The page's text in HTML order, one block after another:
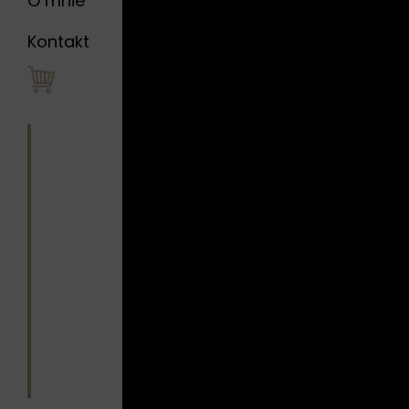
Kontakt
i
napięcie
Kolaż
wartość.
„Falling